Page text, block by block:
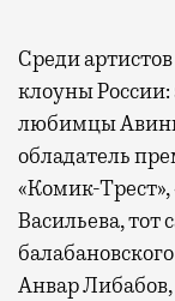
Среди
клоуны России:
любимцы
обладатель
«Комик-
Васильева, тот
Анвар Либабов,